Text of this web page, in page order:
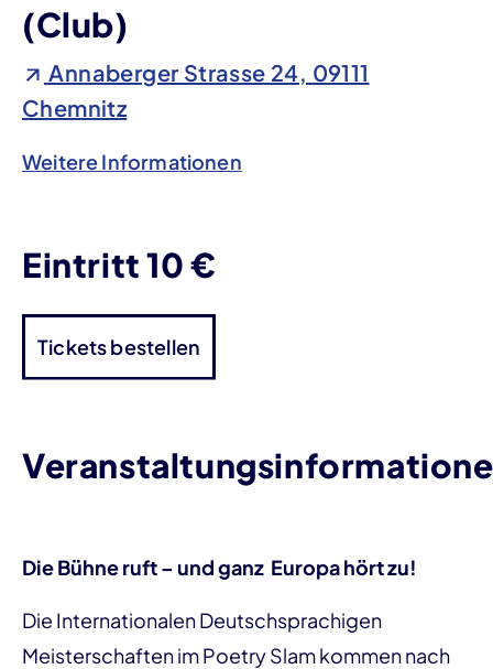
(Club)
Annaberger Strasse 24, 09111
Chemnitz
Weitere Informationen
Eintritt 10 €
Tickets bestellen
Die Bühne ruft – und ganz Europa hört zu!
Die Internationalen Deutschsprachigen
Meisterschaften im Poetry Slam kommen nach